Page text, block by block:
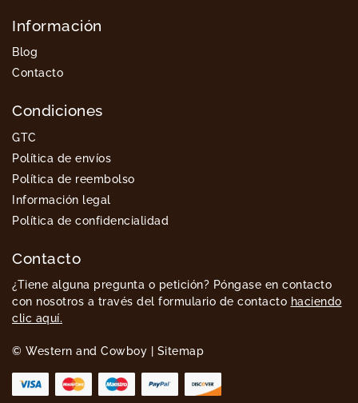
Información
Blog
Contacto
Condiciones
GTC
Política de envíos
Política de reembolso
Información legal
Política de confidencialidad
Contacto
¿Tiene alguna pregunta o petición? Póngase en contacto
con nosotros a través del formulario de contacto haciendo
clic aquí.
© Western and Cowboy | Sitemap